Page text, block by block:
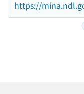
https://